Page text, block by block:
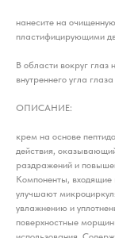
нанесите на
пластифицирующими
В области вокруг глаз
внутреннего угла
ОПИСАНИЕ:
крем на основе
действия,
раздражений и
Компоненты, входящие
улучшают
увлажнению и
поверхностные